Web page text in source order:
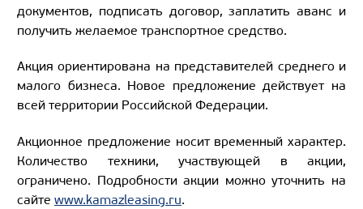
документов, подписать договор, заплатить аванс и
получить желаемое транспортное средство.
Акция ориентирована на представителей среднего и
малого бизнеса. Новое предложение действует на
всей территории Российской Федерации.
Акционное предложение носит временный характер.
Количество техники, участвующей в акции,
ограничено. Подробности акции можно уточнить на
сайте www.kamazleasing.ru.